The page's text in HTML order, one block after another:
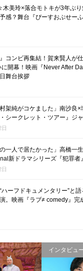
木美玲×落合モトキが3年ぶ
感？舞台『ぴーすおぶせー
』コンビ再集結！賀来賢人が
に開幕！映画『Never After
舞台挨拶
村架純がコケました」南沙良
・シークレット・ツアー』ジ
の一人で居たかった」高橋一
新ドラマシリーズ『犯罪者
ハーフドキュメンタリー”と
。映画『ラブ≠ comedy』完
エンタメ総